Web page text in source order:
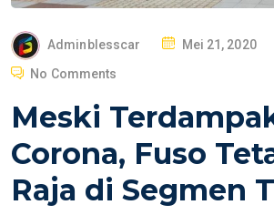
Adminblesscar
P
T
D
O
Mei 21, 2020
No Comments
Meski
Corona, Fuso
Raja di Segmen